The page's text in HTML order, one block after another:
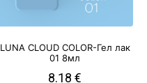
LUNA CLOUD COLOR-Гел лак
01 8мл
8.18€